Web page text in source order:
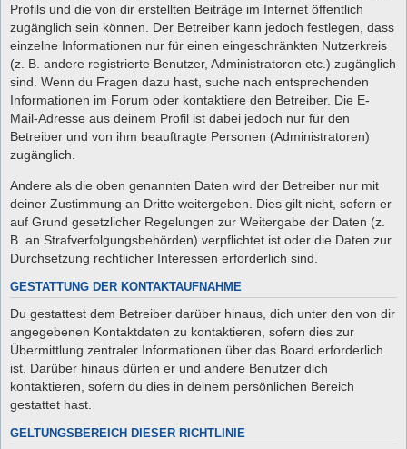
Profils und die von dir erstellten Beiträge im Internet öffentlich
zugänglich sein können. Der Betreiber kann jedoch festlegen, dass
einzelne Informationen nur für einen eingeschränkten Nutzerkreis
(z. B. andere registrierte Benutzer, Administratoren etc.) zugänglich
sind. Wenn du Fragen dazu hast, suche nach entsprechenden
Informationen im Forum oder kontaktiere den Betreiber. Die E-
Mail-Adresse aus deinem Profil ist dabei jedoch nur für den
Betreiber und von ihm beauftragte Personen (Administratoren)
zugänglich.
Andere als die oben genannten Daten wird der Betreiber nur mit
deiner Zustimmung an Dritte weitergeben. Dies gilt nicht, sofern er
auf Grund gesetzlicher Regelungen zur Weitergabe der Daten (z.
B. an Strafverfolgungsbehörden) verpflichtet ist oder die Daten zur
Durchsetzung rechtlicher Interessen erforderlich sind.
GESTATTUNG DER KONTAKTAUFNAHME
Du gestattest dem Betreiber darüber hinaus, dich unter den von dir
angegebenen Kontaktdaten zu kontaktieren, sofern dies zur
Übermittlung zentraler Informationen über das Board erforderlich
ist. Darüber hinaus dürfen er und andere Benutzer dich
kontaktieren, sofern du dies in deinem persönlichen Bereich
gestattet hast.
GELTUNGSBEREICH DIESER RICHTLINIE